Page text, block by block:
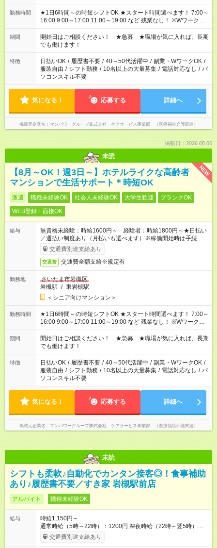
勤務時間
★1日6時間～の時短シフトOK ★スタート時間選べます！ 7:00～
16:00 9:00～17:00 11:00～19:00 など 残業なし！ ※Wワークの
場合、他のお仕事と合わせ週40時間超の就業はご案内できませ
ん ※法令に基づき、週20時間以上勤務は社会保険への加入対象
となります ※労働者派遣法（日雇い派遣の原則禁止）により、
短時間・短期間の就業はご案内が難しい場合があります
期間
開始日はご相談ください！ ★急募 ★職場が気に入れば、長期
でも働けます！
特徴 日払いOK / 履歴書不要 / 40～50代活躍中 / 副業・WワークOK /
服装自由 / シフト勤務 / 10名以上の大量募集 / 電話対応なし / パ
ソコンスキル不要
気になる！ 応募する 詳細へ
掲載元企業名 マンパワーグループ株式会社 ケアサービス事業部 （医療福祉介護関連）
掲載日：2026.08.06
未読
NEW
【8月～OK！週3日～】ホテルライクな高齢者
マンションで生活サポート＊時短OK
派遣 職種未経験OK 社会人未経験OK 大学生歓迎
ブランクOK
WEB登録・面接OK
給与
無資格未経験：時給1600円～ 経験者：時給1800円～★日払い
／週払い制度あり（月払いも選べます）※稼働開始時は手続き完
了次第のお支払いとなります。
交通費別途支給あり
交通費 交通費全額支給※規定有
勤務地
さいたま市岩槻区
岩槻駅 / 東岩槻駅
＜シニア向けマンション＞
勤務時間
★1日6時間～の時短シフトOK ★スタート時間選べます！ 7:00～
16:00 9:00～17:00 11:00～19:00 など 残業なし！ ※Wワークの
場合、他のお仕事と合わせ週40時間超の就業はご案内できませ
ん ※法令に基づき、週20時間以上勤務は社会保険への加入対象
となります ※労働者派遣法（日雇い派遣の原則禁止）により、
短時間・短期間の就業はご案内が難しい場合があります
期間
開始日はご相談ください！ ★急募 ★職場が気に入れば、長期
でも働けます！
特徴 日払いOK / 履歴書不要 / 40～50代活躍中 / 副業・WワークOK /
服装自由 / シフト勤務 / 10名以上の大量募集 / 電話対応なし / パ
ソコンスキル不要
気になる！ 応募する 詳細へ
掲載元企業名 マンパワーグループ株式会社 ケアサービス事業部 （医療福祉介護関連）
未読
シフトも柔軟♪自動化でカンタン接客◎！食事補助
あり♪履歴書不要／すき家 岩槻駅前店
アルバイト 職種未経験OK
給与
時給1,150円～
通常時給（5時～22時）：1200円 深夜時給（22時～翌5時）：
1500円 高校生時給：1150円 【特別手当】早朝手当（5：00-9：
00）時給+150円 【試用期間】試用期間あり 試用期間の長さ：1
交通費別途支給あり